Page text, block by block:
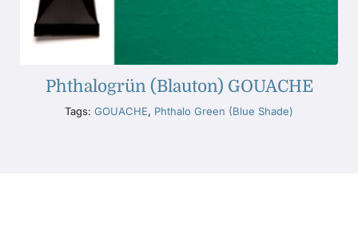
Phthalogrün (Blauton) GOUACHE
Tags: GOUACHE, Phthalo Green (Blue Shade)